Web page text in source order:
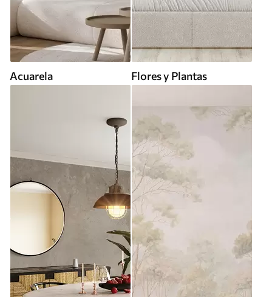
Acuarela Flores y Plantas